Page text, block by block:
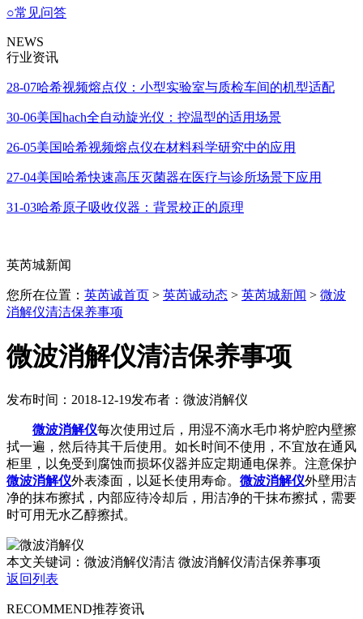
○常见问答
NEWS
行业资讯
28-07哈希视频熔点仪：小型实验室与质检车间的机型适配
30-06美国hach全自动旋光仪：控温型的适用场景
26-05美国哈希视频熔点仪在材料科学研究中的应用
27-04美国哈希快速高压灭菌器在医疗与诊所场景下应用
31-03哈希原子吸收仪器：背景校正的原理
英芮城新闻
您所在位置： 英芮诚首页 > 英芮诚动态 > 英芮城新闻 > 微波
消解仪清洁保养事项
微波消解仪清洁保养事项
发布时间：2018-12-19发布者：微波消解仪
微波消解仪每次使用过后，用湿不滴水毛巾将炉腔内壁擦
拭一遍，然后待其干后使用。如长时间不使用，不宜放在通风
柜里，以免受到腐蚀而损坏仪器并应定期通电保养。注意保护
微波消解仪外表漆面，以延长使用寿命。 微波消解仪外壁用洁
净的抹布擦拭，内部应待冷却后，用洁净的干抹布擦拭，需要
时可用无水乙醇擦拭。
本文关键词：微波消解仪清洁 微波消解仪清洁保养事项
返回列表
RECOMMEND推荐资讯